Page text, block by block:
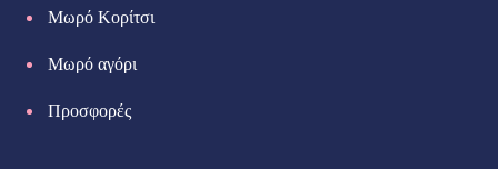
Μωρό Κορίτσι
Μωρό αγόρι
Προσφορές